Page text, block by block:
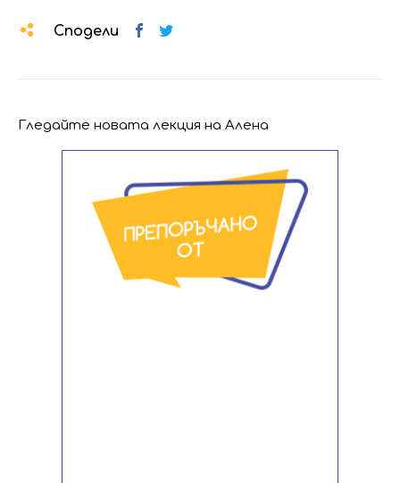
Сподели
Гледайте новата лекция на Алена